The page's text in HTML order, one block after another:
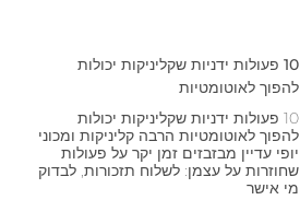
10 פעולות ידניות שקליניקות יכולות
להפוך לאוטומטיות
10 פעולות ידניות שקליניקות יכולות
להפוך לאוטומטיות הרבה קליניקות ומכוני
יופי עדיין מבזבזים זמן יקר על פעולות
שחוזרות על עצמן: לשלוח תזכורות, לבדוק
מי אישר